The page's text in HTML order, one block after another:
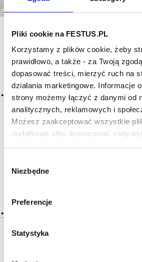
Pliki cookie na FESTUS.PL
Korzystamy z plików cookie, żeby
prawidłowo, a także - za Twoją
dopasować treści, mierzyć ruch na
działania marketingowe. Informacje
strony możemy łączyć z danymi od
analitycznych, reklamowych i
Możesz zaakceptować wszystkie
dodatkowe albo dostosować swój
zgody
Niezbędne
Preferencje
Statystyka
Czy masz ukończone
strona główna / petits pois
Archiwum wpisów
pois
zielony groszek
2016-05-10
CZYTAJ WIĘCEJ